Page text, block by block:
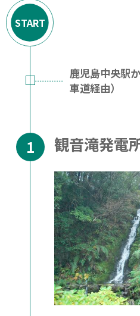
START
鹿児島中央駅
車道経由）
観音滝発電